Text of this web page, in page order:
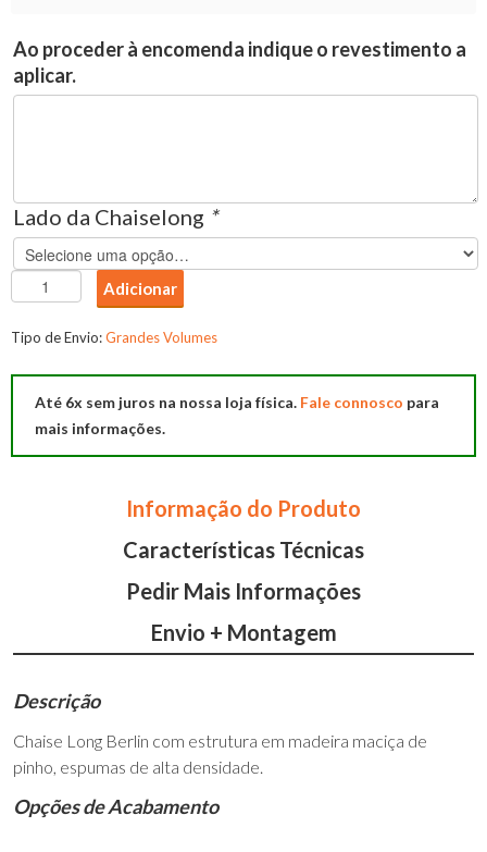
Ao proceder à encomenda indique o revestimento a
aplicar.
Lado da Chaiselong *
Quantidade
de
Chaise
Adicionar
Tipo de Envio:Grandes Volumes
Até 6x sem juros na nossa loja física. Fale connosco para
mais informações.
Informação do Produto
Características Técnicas
Pedir Mais Informações
Envio + Montagem
Descrição
Chaise Long Berlin com estrutura em madeira maciça de
pinho, espumas de alta densidade.
Opções de Acabamento